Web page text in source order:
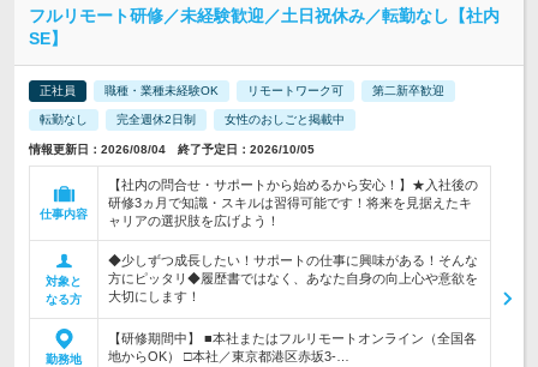
フルリモート研修／未経験歓迎／土日祝休み／転勤なし【社内
SE】
正社員 職種・業種未経験OK リモートワーク可 第二新卒歓迎
転勤なし 完全週休2日制 女性のおしごと掲載中
情報更新日：2026/08/04 終了予定日：2026/10/05
仕事内容
【社内の問合せ・サポートから始めるから安心！】★入社後の
研修3ヵ月で知識・スキルは習得可能です！将来を見据えたキ
ャリアの選択肢を広げよう！
対象と
なる方
◆少しずつ成長したい！サポートの仕事に興味がある！そんな
方にピッタリ◆履歴書ではなく、あなた自身の向上心や意欲を
大切にします！
勤務地
【研修期間中】 ■本社またはフルリモートオンライン（全国各
地からOK） □本社／東京都港区赤坂3-…